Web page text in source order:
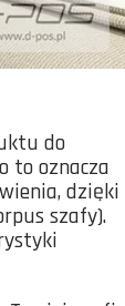
do
to oznacza
dzięki
szafy).